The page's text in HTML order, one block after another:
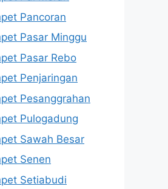
Pancoran
Pasar Minggu
Pasar Rebo
Penjaringan
Pesanggrahan
Pulogadung
Sawah Besar
Senen
Setiabudi